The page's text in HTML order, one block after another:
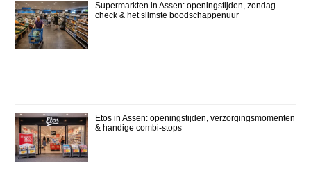
Supermarkten in Assen: openingstijden, zondag-
check & het slimste boodschappenuur
Etos in Assen: openingstijden, verzorgingsmomenten
& handige combi-stops